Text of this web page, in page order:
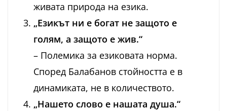
живата природа на езика.
„Езикът ни е богат не защото е
голям, а защото е жив.“
– Полемика за езиковата норма.
Според Балабанов стойността е в
динамиката, не в количеството.
„Нашето слово е нашата душа.“